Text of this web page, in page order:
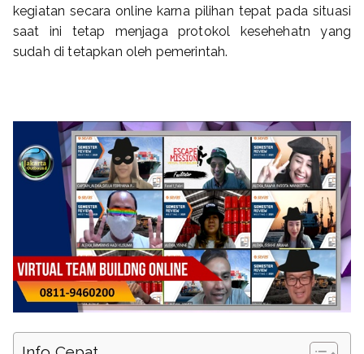
kegiatan secara online karna pilihan tepat pada situasi
saat ini tetap menjaga protokol kesehehatn yang
sudah di tetapkan oleh pemerintah.